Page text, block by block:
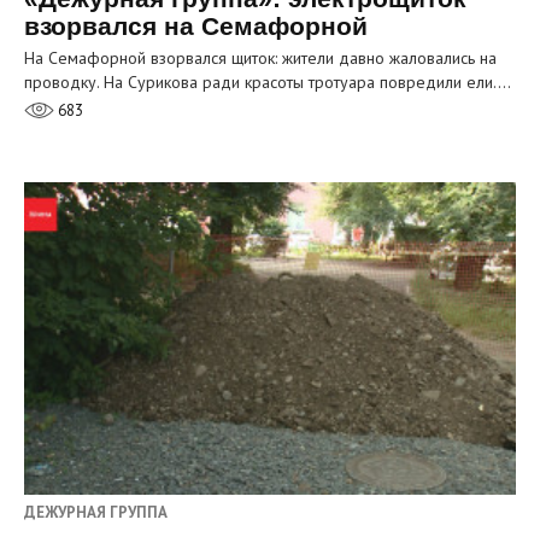
взорвался на Семафорной
На Семафорной взорвался щиток: жители давно жаловались на
проводку. На Сурикова ради красоты тротуара повредили ели.…
683
ДЕЖУРНАЯ ГРУППА